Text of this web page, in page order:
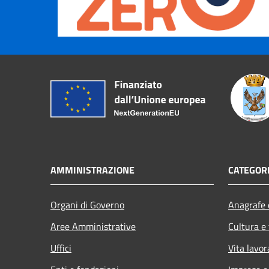
AMMINISTRAZIONE
Organi di Governo
Aree Amministrative
Uffici
Cultura
Vita